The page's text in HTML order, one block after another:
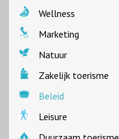
Wellness
Marketing
Natuur
Zakelijk toerisme
Beleid
Leisure